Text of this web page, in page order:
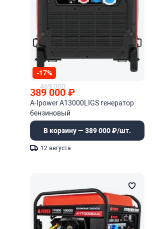
-17%
469 000
389 000₽
A-Ipower A13000LIGS генератор
бензиновый
В корзину — 389 000 ₽/шт.
12 августа